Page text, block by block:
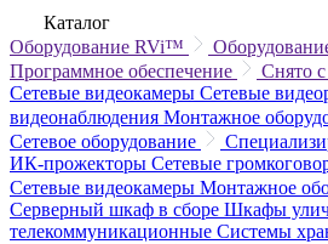
Каталог
Оборудование RVi™
Программное обеспечение
Снято с
Сетевые видеокамеры Сетевые
видеонаблюдения Монтажное
Сетевое оборудование
ИК-прожекторы Сетевые
Сетевые видеокамеры Монтажное
Серверный шкаф в сборе Шкафы
телекоммуникационные Системы